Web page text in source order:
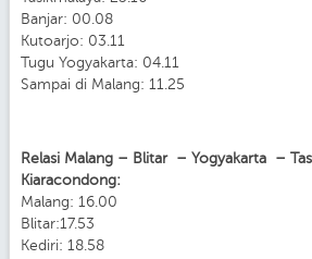
Banjar: 00.08
Kutoarjo: 03.11
Tugu Yogyakarta: 04.11
Sampai di Malang: 11.25
Relasi Malang – Blitar – Yogyakarta –
Kiaracondong:
Malang: 16.00
Blitar:17.53
Kediri: 18.58